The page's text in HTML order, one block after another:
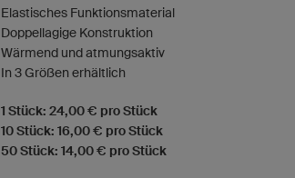
Elastisches Funktionsmaterial
Doppellagige Konstruktion
Wärmend und atmungsaktiv
In 3 Größen erhältlich
1 Stück: 24,00 € pro Stück
10 Stück: 16,00 € pro Stück
50 Stück: 14,00 € pro Stück